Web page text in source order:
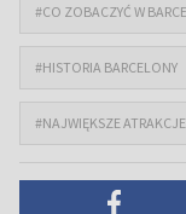
#CO ZOBACZYĆ W
#HISTORIA BARCELONY
#NAJWIĘKSZE